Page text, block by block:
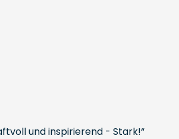
und inspirierend - Stark!“